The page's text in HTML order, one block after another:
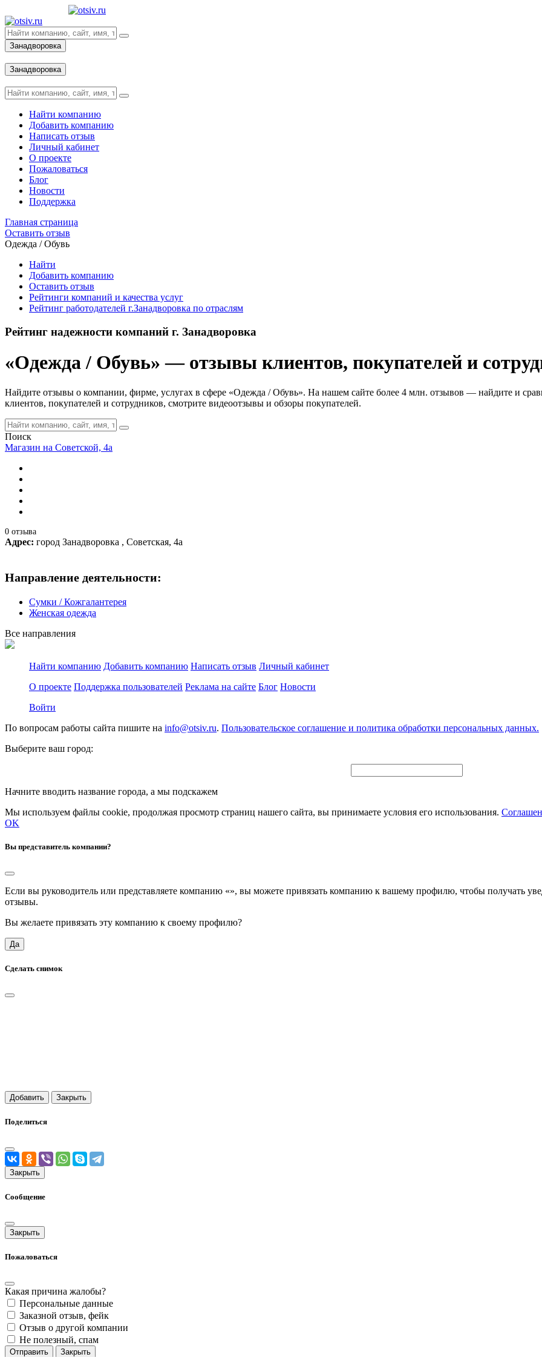
Занадворовка
Занадворовка
Найти компанию
Добавить компанию
Написать отзыв
Личный кабинет
О проекте
Пожаловаться
Блог
Новости
Поддержка
Главная страница
Оставить отзыв
Одежда / Обувь
Найти
Добавить компанию
Оставить отзыв
Рейтинги компаний и качества услуг
Рейтинг работодателей г.Занадворовка по отраслям
Рейтинг надежности компаний г. Занадворовка
«Одежда / Обувь» — отзывы клиентов, покупателей и
Найдите отзывы о компании, фирме, услугах в сфере «Одежда / Обувь». На нашем сайте более 4 млн. отзывов — найдите и
клиентов, покупателей и сотрудников, смотрите видеоотзывы и обзоры покупателей.
Поиск
Магазин на Советской, 4а
0 отзыва
Адрес: город Занадворовка , Советская, 4а
Направление деятельности:
Сумки / Кожгалантерея
Женская одежда
Все направления
Найти компанию Добавить компанию Написать отзыв Личный кабинет
О проекте Поддержка пользователей Реклама на сайте Блог Новости
Войти
По вопросам работы сайта пишите на info@otsiv.ru. Пользовательское соглашение и политика обработки персональных данных.
Выберите ваш город:
Начните вводить название города, а мы подскажем
Мы используем файлы cookie, продолжая просмотр страниц нашего сайта, вы принимаете условия его использования.
OK
Вы представитель компании?
Если вы руководитель или представляете компанию «», вы можете привязать компанию к вашему профилю, чтобы получать
отзывы.
Вы желаете привязать эту компанию к своему профилю?
Да
Сделать снимок
Добавить Закрыть
Поделиться
Закрыть
Сообщение
Закрыть
Пожаловаться
Какая причина жалобы?
Персональные данные
Заказной отзыв, фейк
Отзыв о другой компании
Не полезный, спам
Отправить Закрыть